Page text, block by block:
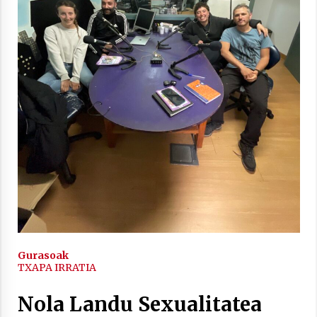
2021/11/25
Mahai-ingurua: irratia, podcastak
eta ondoren zer?
Gurasoak
TXAPA IRRATIA
Nola Landu Sexualitatea